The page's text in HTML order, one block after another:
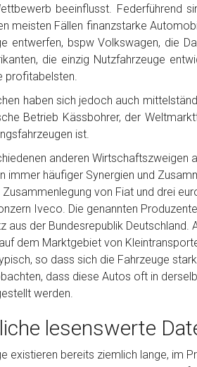
beeinflusst. Federführend
meisten Fällen finanzstarke
entwerfen, bspw Volkswagen, die
die einzig Nutzfahrzeuge
profitabelsten.
haben sich jedoch auch
Betrieb Kässbohrer, der
ist.
anderen Wirtschaftszweigen
immer häufiger Synergien und
von Fiat und drei
Iveco. Die genannten
aus der Bundesrepublik
dem Marktgebiet von
so dass sich die Fahrzeuge
dass diese Autos oft in
werden.
lesenswerte
existieren bereits ziemlich lange, im